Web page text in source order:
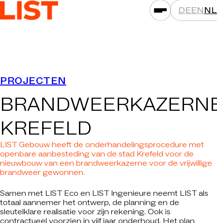
DEENNL
ASSETKLASSEN
LOCATIES
PROJECTEN
NIEUWS
MAATSCHAPPIJEN
DAT IS LIST
CARRIÈRE
CONTACT
PROJECTEN
KREFELD
LIST Gebouw heeft de onderhandelingsprocedure met
openbare aanbesteding van de stad Krefeld voor de
nieuwbouw van een brandweerkazerne voor de vrijwillige
brandweer gewonnen.
Samen met LIST Eco en LIST Ingenieure neemt LIST als
totaal aannemer het ontwerp, de planning en de
sleutelklare realisatie voor zijn rekening. Ook is
contractueel voorzien in vijf jaar onderhoud. Het plan